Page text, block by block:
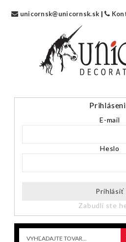
unicornsk@unicornsk.sk |
E-mail
Heslo
Prihlásiť
Zabudli ste